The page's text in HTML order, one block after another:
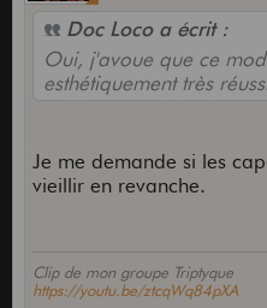
Doc Loco a écrit :
Oui, j'avoue que ce
esthétiquement très
Je me demande si les
vieillir en revanche.
Clip de mon groupe Triptyque
https://youtu.be/ztcqWq84pXA